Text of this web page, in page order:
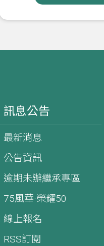
訊息公告
最新消息
公告資訊
逾期未辦繼承專區
75風華·榮耀50
線上報名
RSS訂閱